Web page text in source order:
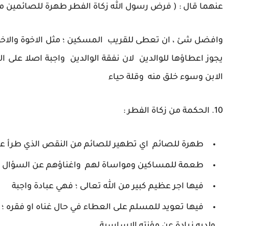
عنهما قال : ( فرض رسول الله زكاة الفطر طهرة للصائمين
وافضل شئ ، ان تعطى للقريب المسكين ؛ مثل الاخوة
يجوز اعطاؤها للوالدين لان نفقة الوالدين واجبة اصلا على
الابن وسوء خلق منه وقلة حياء
10. الحكمة من زكاة الفطر :
طهرة للصائم اي تطهير للصائم من النقص الذي طرأ
طعمة للمساكين ومواساة لهم واغناؤهم عن السؤال
فيها اجر عظيم كبير من الله تعالى ؛ فهي عبادة واجبة
فيها تعويد للمسلم على العطاء في حال غناه او فقره